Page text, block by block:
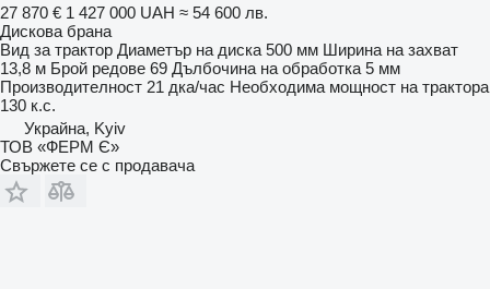
27 870 € 1 427 000 UAH ≈ 54 600 лв.
Дискова брана
Вид за трактор Диаметър на диска 500 мм Ширина на захват
13,8 м Брой редове 69 Дълбочина на обработка 5 мм
Производителност 21 дка/час Необходима мощност на трактора
130 к.с.
Украйна, Kyiv
ТОВ «ФЕРМ Є»
Свържете се с продавача